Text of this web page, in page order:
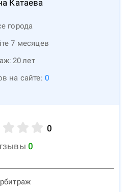
Катаева
города
7 месяцев
20лет
на сайте: 0
0
0